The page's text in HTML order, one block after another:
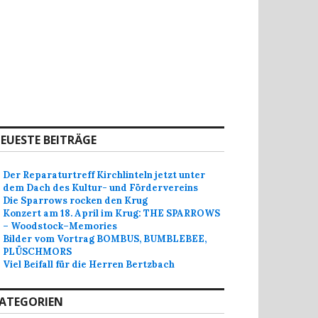
BEITRÄGE
Der Reparaturtreff Kirchlinteln jetzt unter
dem Dach des Kultur- und Fördervereins
Die Sparrows rocken den Krug
Konzert am 18. April im Krug: THE SPARROWS
– Woodstock–Memories
Bilder vom Vortrag BOMBUS, BUMBLEBEE,
PLÜSCHMORS
Viel Beifall für die Herren Bertzbach